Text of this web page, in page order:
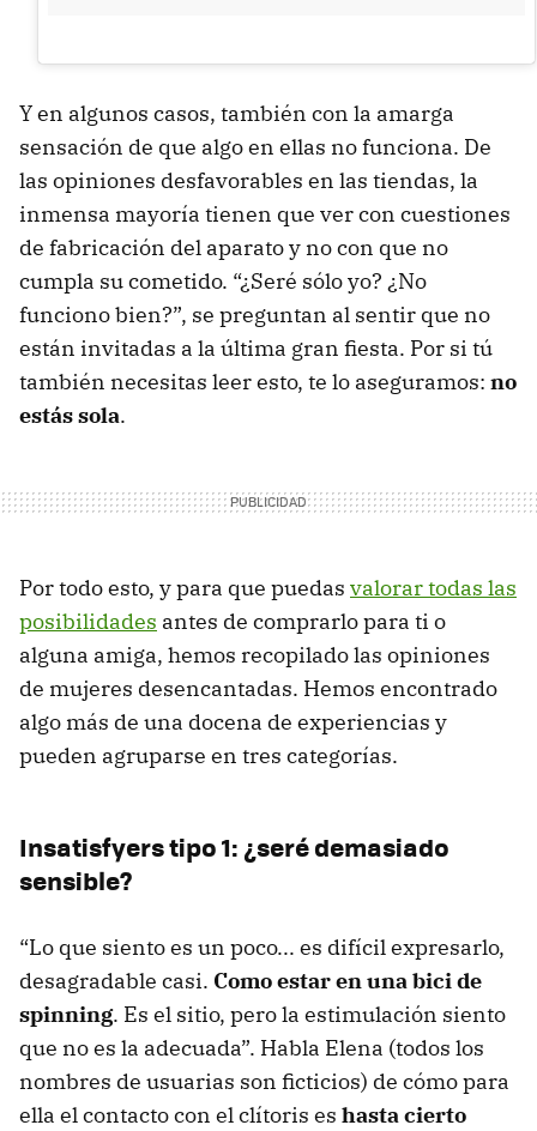
Y en algunos casos, también con la amarga
sensación de que algo en ellas no funciona. De
las opiniones desfavorables en las tiendas, la
inmensa mayoría tienen que ver con cuestiones
de fabricación del aparato y no con que no
cumpla su cometido. “¿Seré sólo yo? ¿No
funciono bien?”, se preguntan al sentir que no
están invitadas a la última gran fiesta. Por si tú
también necesitas leer esto, te lo aseguramos: no
estás sola.
Por todo esto, y para que puedas valorar todas las
posibilidades antes de comprarlo para ti o
alguna amiga, hemos recopilado las opiniones
de mujeres desencantadas. Hemos encontrado
algo más de una docena de experiencias y
pueden agruparse en tres categorías.
Insatisfyers tipo 1: ¿seré demasiado
sensible?
“Lo que siento es un poco... es difícil expresarlo,
desagradable casi. Como estar en una bici de
spinning. Es el sitio, pero la estimulación siento
que no es la adecuada”. Habla Elena (todos los
nombres de usuarias son ficticios) de cómo para
ella el contacto con el clítoris es hasta cierto